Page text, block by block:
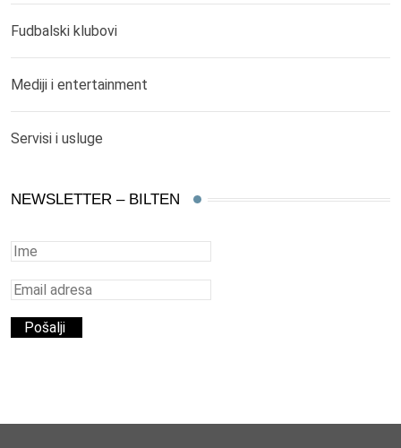
Fudbalski klubovi
Mediji i entertainment
Servisi i usluge
NEWSLETTER – BILTEN